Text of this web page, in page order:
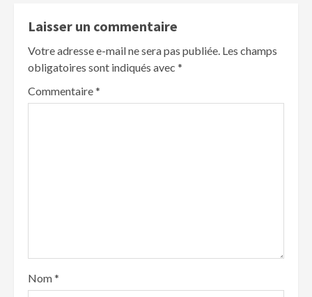
Laisser un commentaire
Votre adresse e-mail ne sera pas publiée. Les champs
obligatoires sont indiqués avec *
Commentaire*
Nom*